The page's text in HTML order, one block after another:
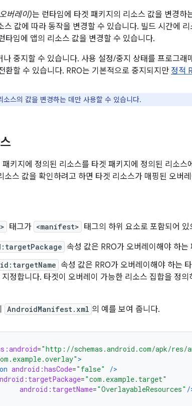
버레이)는 런타임에 타겟 패키지의 리소스 값을 변경하
스 값에 따라 동작을 변경할 수 있습니다. 빌드 시간에
타임에 앱의 리소스 값을 변경할 수 있습니다.
나 중지할 수 있습니다. 사용 설정/중지 상태를 프로그래
환할 수 있습니다. RRO는 기본적으로 중지되지만 정적
소스의 값을 변경하는 데만 사용할 수 있습니다.
키지에 정의된 리소스를 타겟 패키지에 정의된 리소스
소스 값을 확인하려고 하면 타겟 리소스가 매핑된 오버
태그가 <manifest> 태그의 하위 요소로 포함되어
속성 값은 RRO가 오버레이해야 하
속성 값은 RRO가 오버레이해야 하는
정합니다. 타겟이 오버레이 가능한 리소스 집합을 정
AndroidManifest.xml 의 예를 보여 줍니다.
="http://schemas.android.com/apk/res/
>
android:hasCode="false"
/>
="com.example.target"
android:targetName="OverlayableResources" /